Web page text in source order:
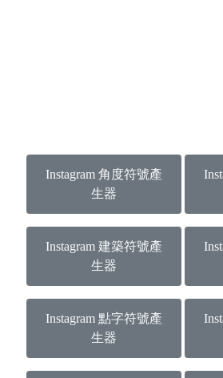
Instagram 角度符號產
生器
Instagram 建築符號產
生器
Instagram 點字符號產
生器